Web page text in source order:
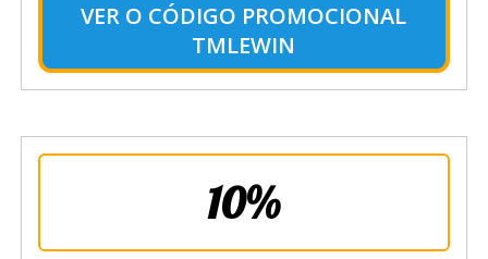
VER O CÓDIGO PROMOCIONAL
TMLEWIN
10%